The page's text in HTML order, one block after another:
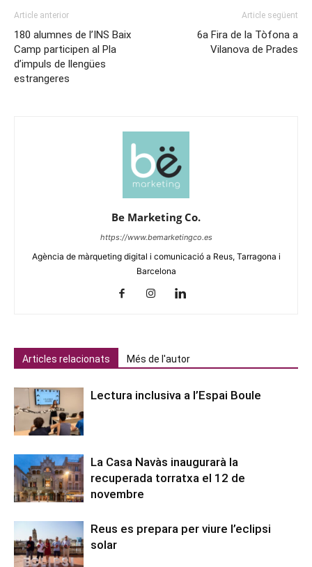
Article anterior
180 alumnes de l’INS Baix
Camp participen al Pla
d’impuls de llengües
estrangeres
Article següent
6a Fira de la Tòfona a
Vilanova de Prades
Be Marketing Co.
https://www.bemarketingco.es
Agència de màrqueting digital i comunicació a Reus, Tarragona i
Barcelona
Articles relacionats Més de l'autor
Lectura inclusiva a l’Espai Boule
La Casa Navàs inaugurarà la
recuperada torratxa el 12 de
novembre
Reus es prepara per viure l’eclipsi
solar